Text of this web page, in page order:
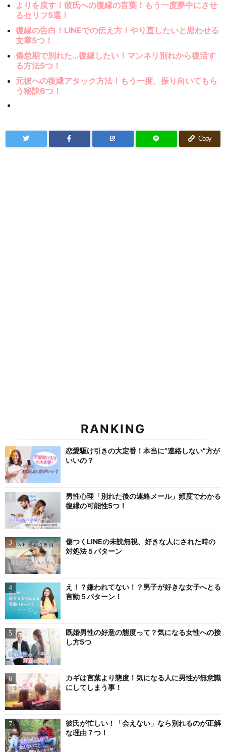
よりを戻す！彼氏への復縁の言葉！もう一度夢中にさせ
るセリフ5選！
復縁の告白！LINEでの伝え方！やり直したいと思わせる
文章5つ！
倦怠期で別れた…復縁したい！マンネリ別れから復活す
る方法5つ！
元彼への復縁アタック方法！もう一度、振り向いてもら
う秘訣6つ！
B! Copy
RANKING
恋愛駆け引きの大定番！本当に”連絡しない”方が
いいの？
男性心理「別れた後の連絡メール」頻度でわかる
復縁の可能性5つ！
傷つくLINEの未読無視、好きな人にされた時の
対処法５パターン
え！？嫌われてない！？男子が好きな女子へとる
言動５パターン！
既婚男性の好意の態度って？気になる女性への接
し方5つ
カギは言葉より態度！気になる人に男性が無意識
にしてしまう事！
彼氏が忙しい！「会えない」なら別れるのが正解
な理由７つ！